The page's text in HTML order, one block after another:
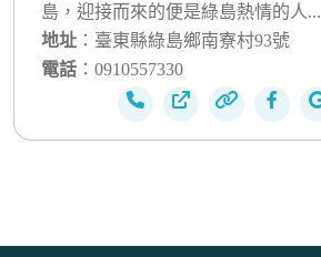
島，迎接而來的便是綠島熱情的人...
地址 ：臺東縣綠島鄉南寮村93號
電話 ：0910557330